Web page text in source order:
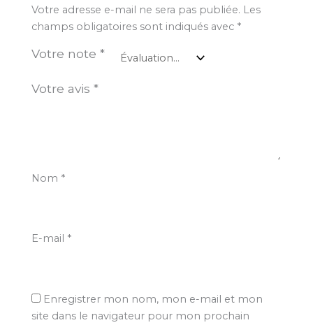
Votre adresse e-mail ne sera pas publiée. Les
champs obligatoires sont indiqués avec *
Votre note*
Votre avis*
Nom *
E-mail *
Enregistrer mon nom, mon e-mail et mon
site dans le navigateur pour mon prochain